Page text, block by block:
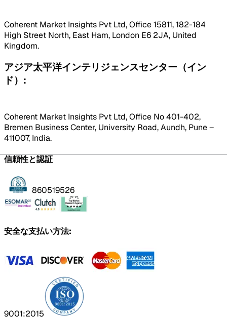
Coherent Market Insights Pvt Ltd, Office 15811, 182-184
High Street North, East Ham, London E6 2JA, United
Kingdom.
アジア太平洋インテリジェンスセンター（イン
ド）:
Coherent Market Insights Pvt Ltd, Office No 401-402,
Bremen Business Center, University Road, Aundh, Pune –
411007, India.
信頼性と認証
860519526
安全な支払い方法:
9001:2015